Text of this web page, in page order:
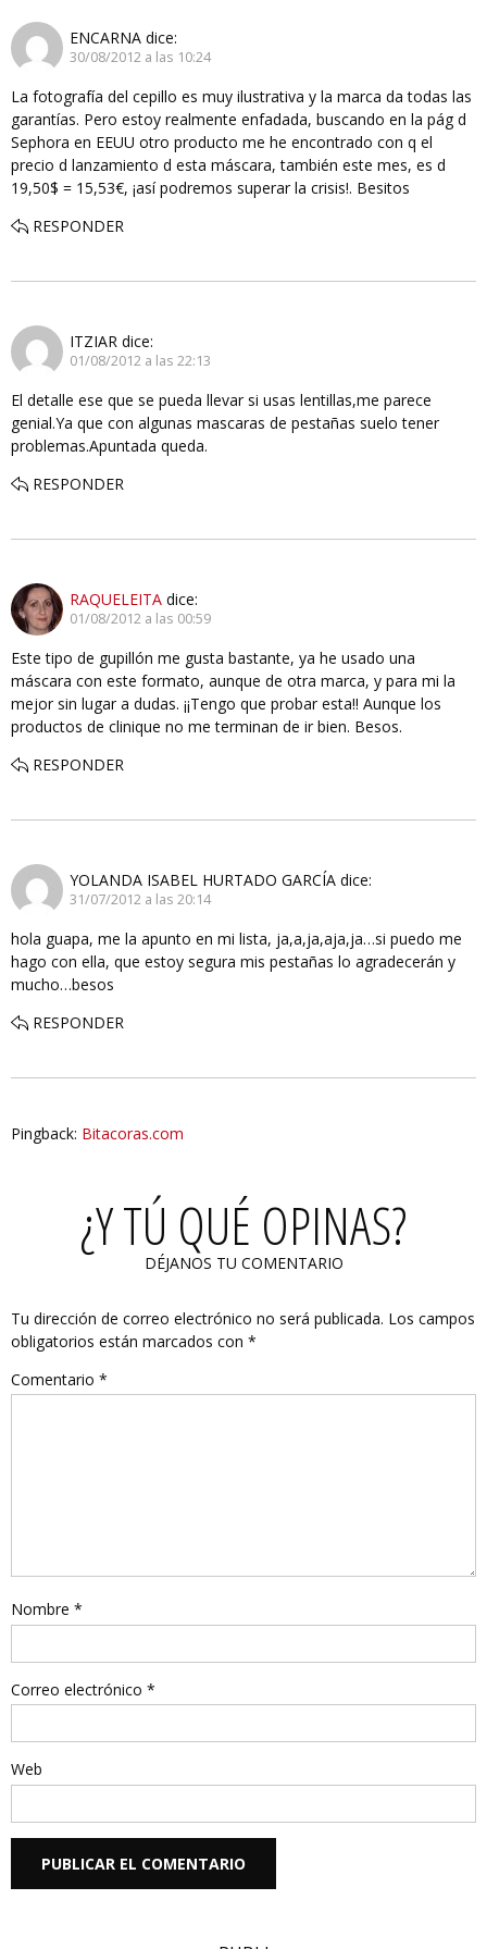
ENCARNA dice:
30/08/2012 a las 10:24
La fotografía del cepillo es muy ilustrativa y la marca da todas las
garantías. Pero estoy realmente enfadada, buscando en la pág d
Sephora en EEUU otro producto me he encontrado con q el
precio d lanzamiento d esta máscara, también este mes, es d
19,50$ = 15,53€, ¡así podremos superar la crisis!. Besitos
RESPONDER
ITZIAR dice:
01/08/2012 a las 22:13
El detalle ese que se pueda llevar si usas lentillas,me parece
genial.Ya que con algunas mascaras de pestañas suelo tener
problemas.Apuntada queda.
RESPONDER
RAQUELEITA dice:
01/08/2012 a las 00:59
Este tipo de gupillón me gusta bastante, ya he usado una
máscara con este formato, aunque de otra marca, y para mi la
mejor sin lugar a dudas. ¡¡Tengo que probar esta!! Aunque los
productos de clinique no me terminan de ir bien. Besos.
RESPONDER
YOLANDA ISABEL HURTADO GARCÍA dice:
31/07/2012 a las 20:14
hola guapa, me la apunto en mi lista, ja,a,ja,aja,ja…si puedo me
hago con ella, que estoy segura mis pestañas lo agradecerán y
mucho…besos
RESPONDER
Pingback: Bitacoras.com
¿Y TÚ QUÉ OPINAS?
DÉJANOS TU COMENTARIO
Tu dirección de correo electrónico no será publicada. Los campos
obligatorios están marcados con *
Comentario *
Nombre *
Correo electrónico *
Web